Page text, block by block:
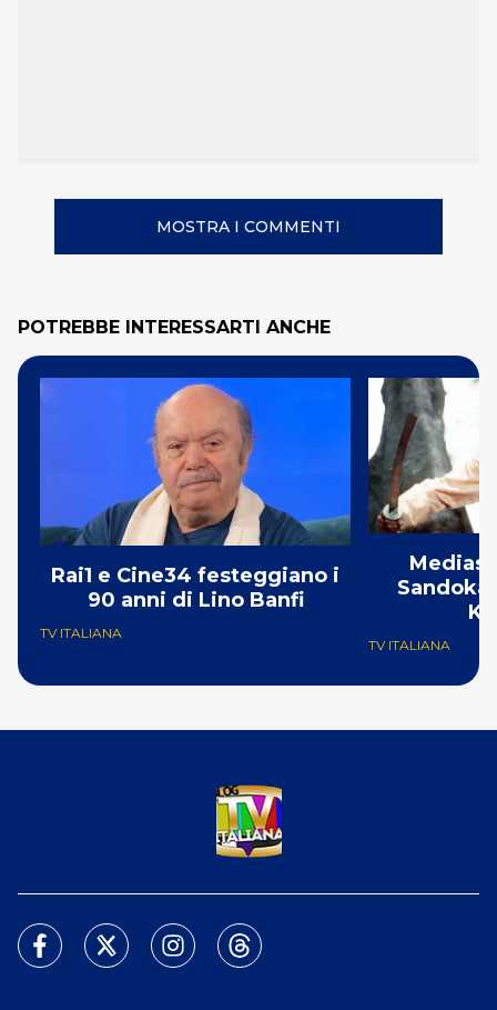
MOSTRA I COMMENTI
POTREBBE INTERESSARTI ANCHE
Rai1 e Cine34 festeggiano i
90 anni di Lino Banfi
TV ITALIANA
TV ITALIANA